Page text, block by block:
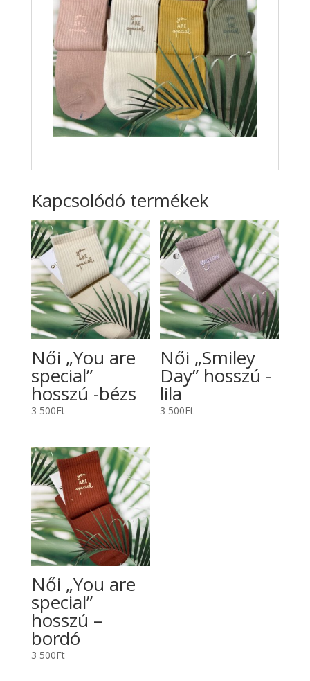
Kapcsolódó termékek
Női „You are
special”
hosszú -bézs
3 500Ft
Női „Smiley
Day” hosszú -
lila
3 500Ft
Női „You are
special”
hosszú –
bordó
3 500Ft